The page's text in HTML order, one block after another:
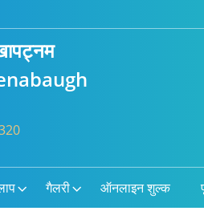
गैलरी ऑनलाइन शुल्क